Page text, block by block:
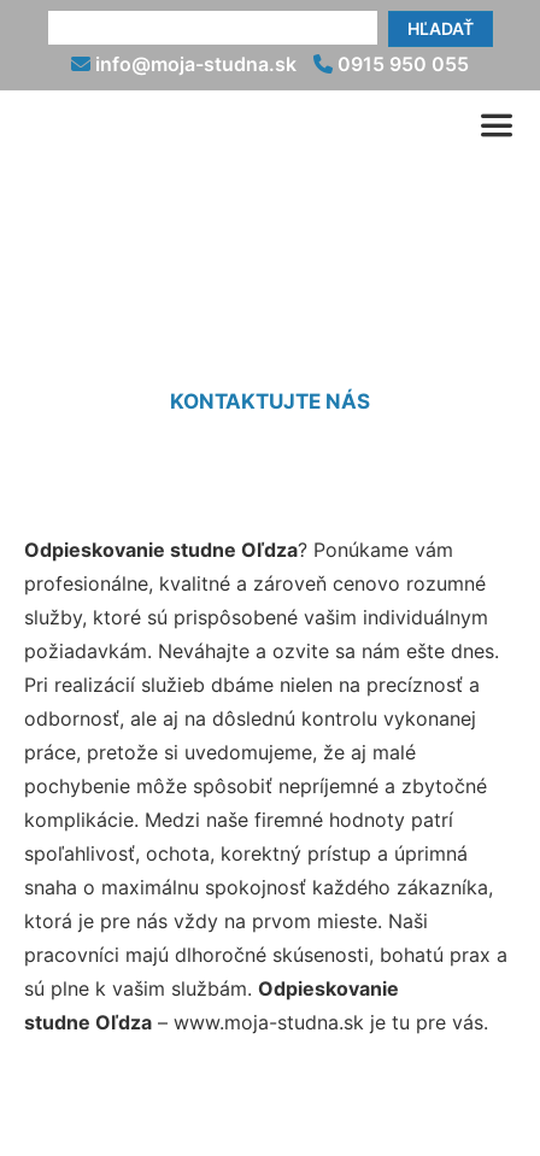
HĽADAŤ
info@moja-studna.sk 0915 950 055
KONTAKTUJTE NÁS
Odpieskovanie studne Oľdza? Ponúkame vám
profesionálne, kvalitné a zároveň cenovo rozumné
služby, ktoré sú prispôsobené vašim individuálnym
požiadavkám. Neváhajte a ozvite sa nám ešte dnes.
Pri realizácií služieb dbáme nielen na precíznosť a
odbornosť, ale aj na dôslednú kontrolu vykonanej
práce, pretože si uvedomujeme, že aj malé
pochybenie môže spôsobiť nepríjemné a zbytočné
komplikácie. Medzi naše firemné hodnoty patrí
spoľahlivosť, ochota, korektný prístup a úprimná
snaha o maximálnu spokojnosť každého zákazníka,
ktorá je pre nás vždy na prvom mieste. Naši
pracovníci majú dlhoročné skúsenosti, bohatú prax a
sú plne k vašim službám. Odpieskovanie
studne Oľdza – www.moja-studna.sk je tu pre vás.